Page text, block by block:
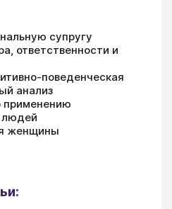
супругу
ответственности и
поведенческая
анализ
применению
людей
женщины